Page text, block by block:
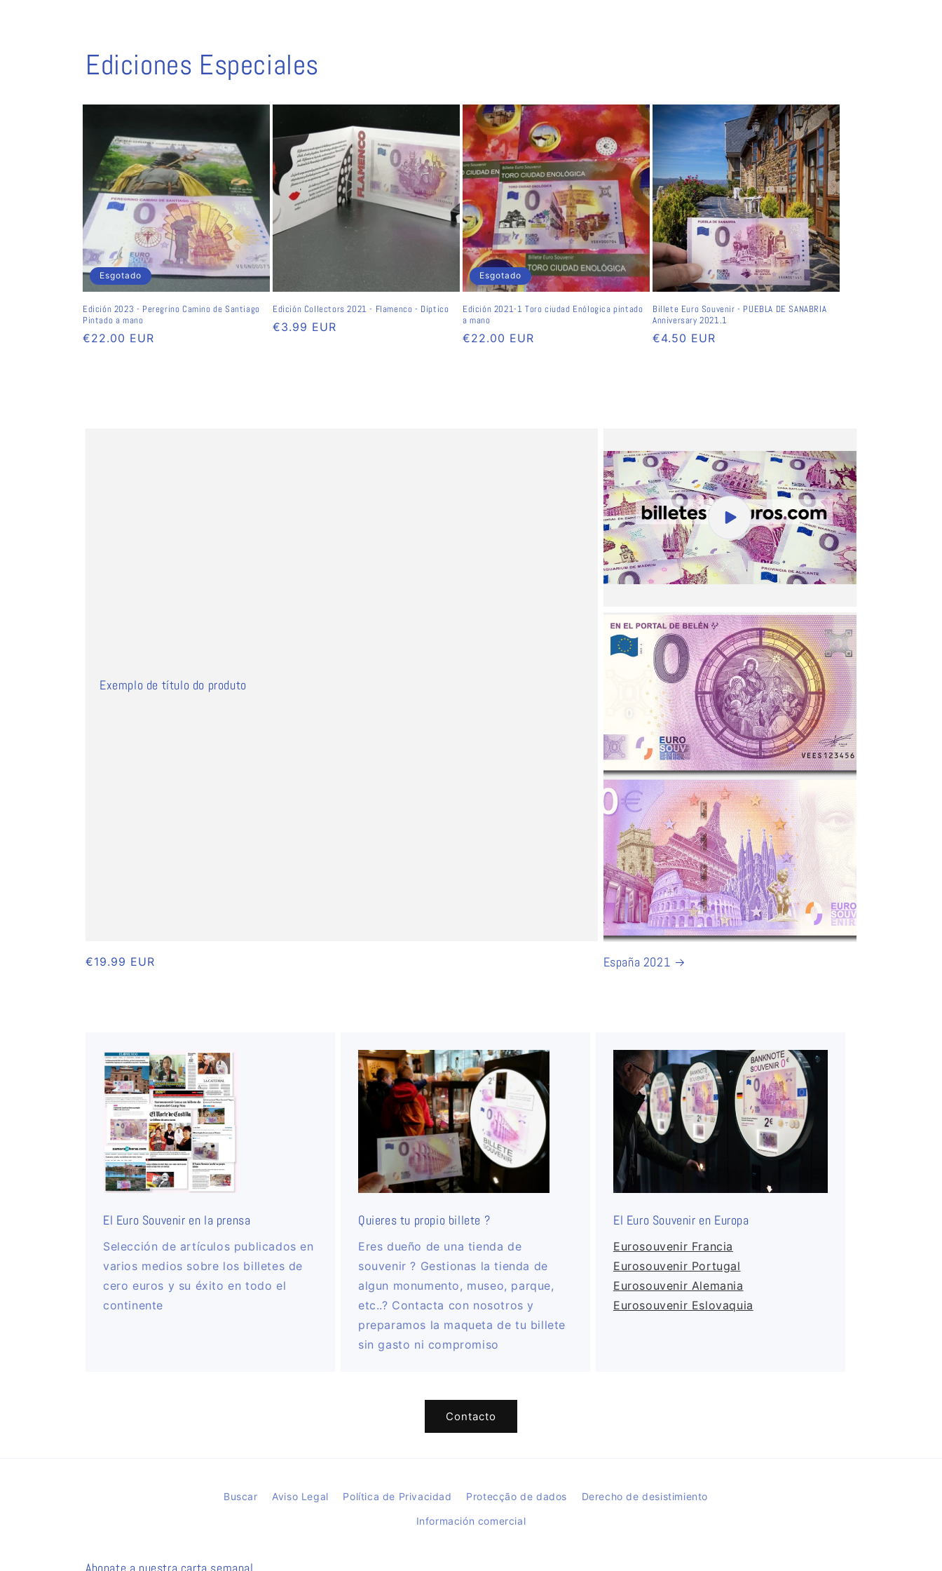
Ediciones Especiales
Esgotado
Edición 2023 - Peregrino Camino de Santiago
Pintado a mano
Preço
€22.00 EUR
Edición Collectors 2021 - Flamenco - Díptico
Preço
€3.99 EUR
Esgotado
Edición 2021-1 Toro ciudad Enólogica pintado
a mano
Preço
€22.00 EUR
Billete Euro Souvenir - PUEBLA DE SANABRIA
Anniversary 2021.1
Preço
€4.50 EUR
Exemplo de título do produto
Preço
€19.99 EUR España 2021
El Euro Souvenir en la prensa
Selección de artículos publicados en
varios medios sobre los billetes de
cero euros y su éxito en todo el
continente
Quieres tu propio billete ?
Eres dueño de una tienda de
souvenir ? Gestionas la tienda de
algun monumento, museo, parque,
etc..? Contacta con nosotros y
preparamos la maqueta de tu billete
sin gasto ni compromiso
El Euro Souvenir en Europa
Eurosouvenir Francia
Eurosouvenir Portugal
Eurosouvenir Alemania
Eurosouvenir Eslovaquia
Contacto
Buscar Aviso Legal Política de Privacidad Protecção de dados Derecho de desistimiento
Información comercial